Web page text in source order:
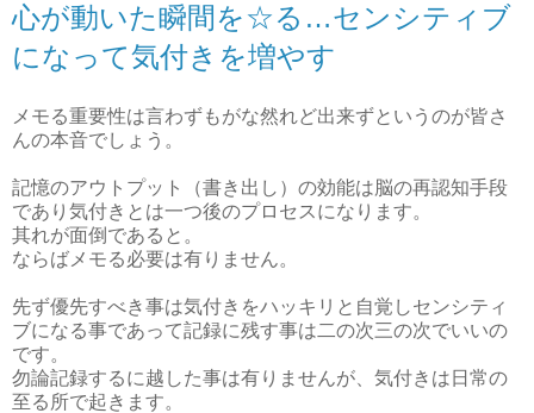
心が動いた瞬間を☆る…センシティブ
になって気付きを増やす
メモる重要性は言わずもがな然れど出来ずというのが皆さ
んの本音でしょう。
記憶のアウトプット（書き出し）の効能は脳の再認知手段
であり気付きとは一つ後のプロセスになります。
其れが面倒であると。
ならばメモる必要は有りません。
先ず優先すべき事は気付きをハッキリと自覚しセンシティ
ブになる事であって記録に残す事は二の次三の次でいいの
です。
勿論記録するに越した事は有りませんが、気付きは日常の
至る所で起きます。